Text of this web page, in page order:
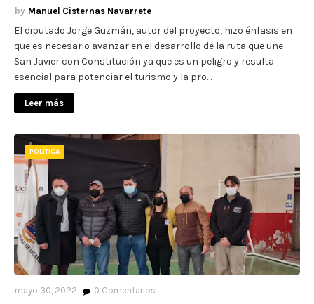
Manuel Cisternas Navarrete
El diputado Jorge Guzmán, autor del proyecto, hizo énfasis en
que es necesario avanzar en el desarrollo de la ruta que une
San Javier con Constitución ya que es un peligro y resulta
esencial para potenciar el turismo y la pro…
Leer más
POLÍTICA
mayo 30, 2022 0 Comentarios